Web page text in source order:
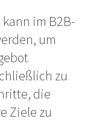
im B2B-
um
zu
die
Ziele zu